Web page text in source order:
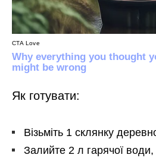
Як готувати:
Візьміть 1 склянку
Залийте 2 л гарячої